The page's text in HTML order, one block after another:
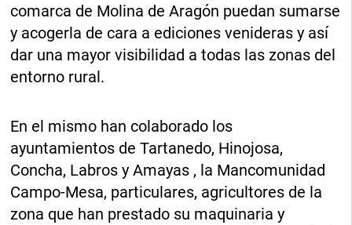
comarca de Molina de Aragón puedan sumarse
y acogerla de cara a ediciones venideras y así
dar una mayor visibilidad a todas las zonas del
entorno rural.
En el mismo han colaborado los
ayuntamientos de Tartanedo, Hinojosa,
Concha, Labros y Amayas , la Mancomunidad
Campo-Mesa, particulares, agricultores de la
zona que han prestado su maquinaria y